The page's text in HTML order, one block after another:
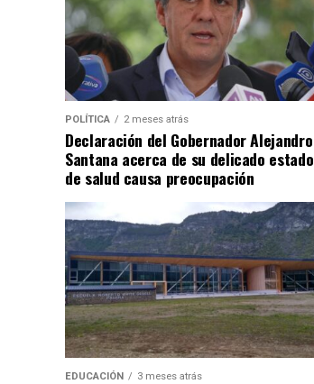
POLÍTICA 2 meses atrás
Declaración del Gobernador Alejandro
Santana acerca de su delicado estado
de salud causa preocupación
EDUCACIÓN 3 meses atrás